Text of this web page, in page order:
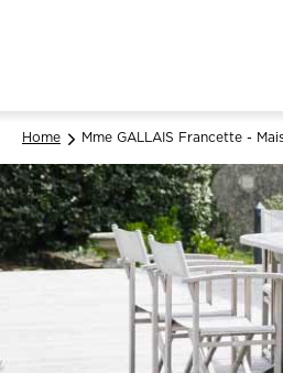
Home Mme GALLAIS Francette -